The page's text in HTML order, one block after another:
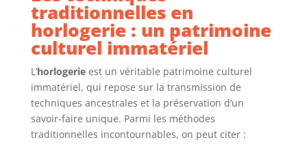
traditionnelles en
horlogerie : un patrimoine
culturel immatériel
L’horlogerieest un véritable patrimoine culturel
immatériel, qui repose sur la transmission de
techniques ancestrales et la préservation d’un
savoir-faire unique. Parmi les méthodes
traditionnelles incontournables, on peut citer :